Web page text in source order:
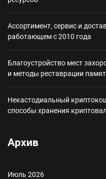
Ассортимент, сервис и
работающем с 2010 года
Благоустройство мест
и методы реставрации
Некастодиальный
способы хранения
Архив
Июль 2026